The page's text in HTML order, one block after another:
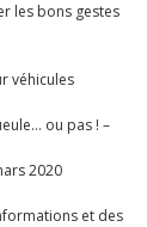
les bons gestes
véhicules
ou pas ! –
2020
et des